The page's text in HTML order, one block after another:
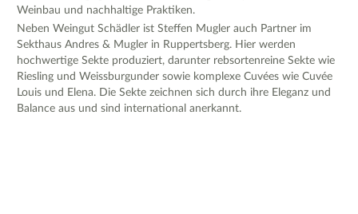
Weinbau und nachhaltige Praktiken.
Neben Weingut Schädler ist Steffen Mugler auch Partner im
Sekthaus Andres & Mugler in Ruppertsberg. Hier werden
hochwertige Sekte produziert, darunter rebsortenreine Sekte wie
Riesling und Weissburgunder sowie komplexe Cuvées wie Cuvée
Louis und Elena. Die Sekte zeichnen sich durch ihre Eleganz und
Balance aus und sind international anerkannt.